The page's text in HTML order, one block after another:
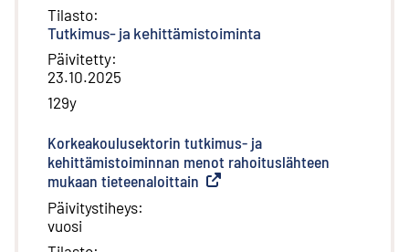
Tilasto:
Tutkimus- ja kehittämistoiminta
Päivitetty:
23.10.2025
129y
Korkeakoulusektorin tutkimus- ja
kehittämistoiminnan menot rahoituslähteen
mukaan tieteenaloittain Ulkoinen linkki
Päivitystiheys:
vuosi